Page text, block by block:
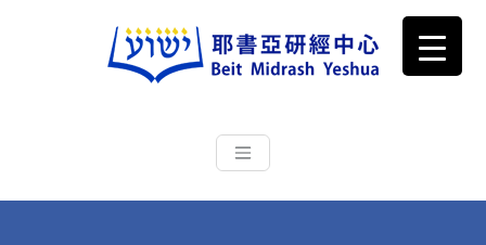
耶書亞研經中心
根源明白聖經，成為更好的門徒